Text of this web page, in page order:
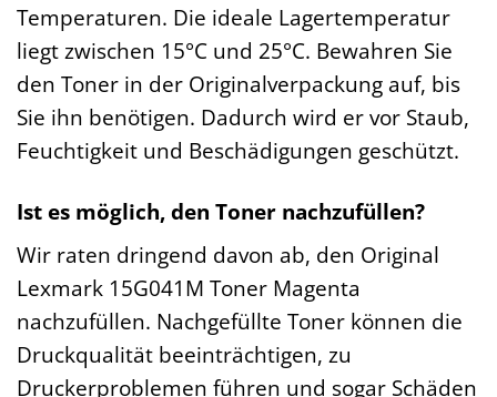
Temperaturen. Die ideale Lagertemperatur
liegt zwischen 15°C und 25°C. Bewahren Sie
den Toner in der Originalverpackung auf, bis
Sie ihn benötigen. Dadurch wird er vor Staub,
Feuchtigkeit und Beschädigungen geschützt.
Ist es möglich, den Toner nachzufüllen?
Wir raten dringend davon ab, den Original
Lexmark 15G041M Toner Magenta
nachzufüllen. Nachgefüllte Toner können die
Druckqualität beeinträchtigen, zu
Druckerproblemen führen und sogar Schäden